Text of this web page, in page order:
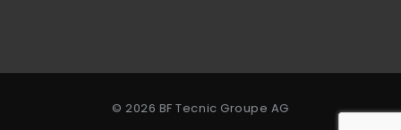
© 2026 BF Tecnic Groupe AG